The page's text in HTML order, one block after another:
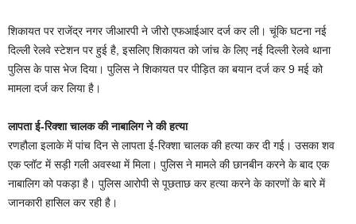
शिकायत पर राजेंद्र नगर जीआरपी ने जीरो एफआईआर दर्ज कर ली। चूंकि घटना नई
दिल्ली रेलवे स्टेशन पर हुई है, इसलिए शिकायत को जांच के लिए नई दिल्ली रेलवे थाना
पुलिस के पास भेज दिया। पुलिस ने शिकायत पर पीड़ित का बयान दर्ज कर 9 मई को
मामला दर्ज कर लिया है।
लापता ई-रिक्शा चालक की नाबालिग ने की हत्या
रणहौला इलाके में पांच दिन से लापता ई-रिक्शा चालक की हत्या कर दी गई। उसका शव
एक प्लॉट में सड़ी गली अवस्था में मिला। पुलिस ने मामले की छानबीन करने के बाद एक
नाबालिग को पकड़ा है। पुलिस आरोपी से पूछताछ कर हत्या करने के कारणों के बारे में
जानकारी हासिल कर रही है।